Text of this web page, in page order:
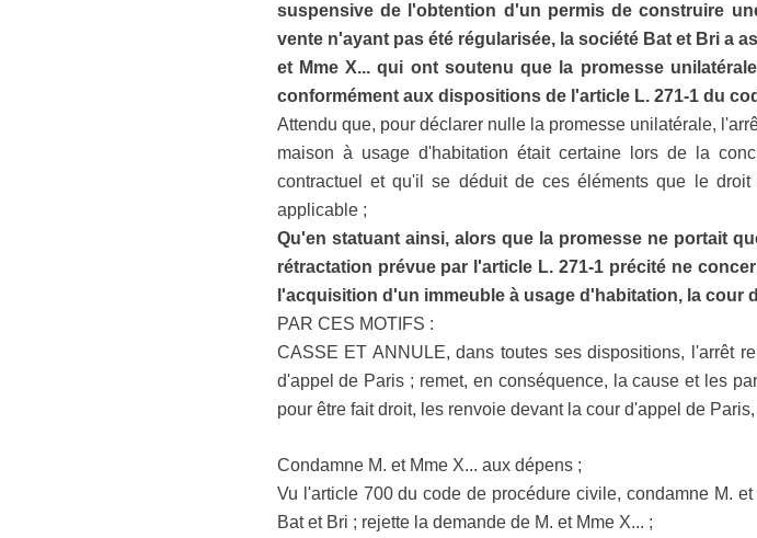
suspensive de l'obtention d'un permis de construire
vente n'ayant pas été régularisée, la société Bat et Bri a
et Mme X... qui ont soutenu que la promesse
conformément aux dispositions de l'article L. 271-1 du
Attendu que, pour déclarer nulle la promesse unilatérale,
maison à usage d'habitation était certaine lors de la
contractuel et qu'il se déduit de ces éléments que le
applicable ;
Qu'en statuant ainsi, alors que la promesse ne portait
rétractation prévue par l'article L. 271-1 précité ne
l'acquisition d'un immeuble à usage d'habitation, la cour
PAR CES MOTIFS :
CASSE ET ANNULE, dans toutes ses dispositions, l'arrêt
d'appel de Paris ; remet, en conséquence, la cause et les
pour être fait droit, les renvoie devant la cour d'appel de
Condamne M. et Mme X... aux dépens ;
Vu l'article 700 du code de procédure civile, condamne M.
Bat et Bri ; rejette la demande de M. et Mme X... ;